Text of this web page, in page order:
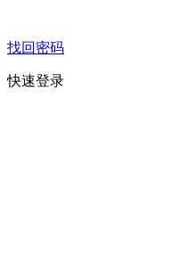
找回密码
快速登录